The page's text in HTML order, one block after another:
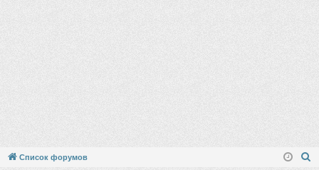
Список форумов